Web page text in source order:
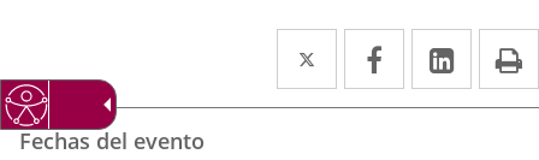
Twitter
Enlace
a
Facebook
Enlace
a
Enlace
a
Datos
del
Fechas del evento